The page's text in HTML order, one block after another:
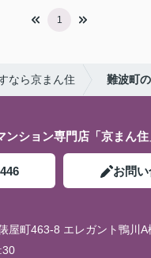
1
なら京まん住 難波町
ンション専門店「京まん住
お問
屋町463-8 エレガント鴨川A